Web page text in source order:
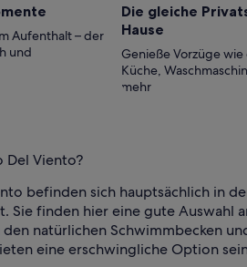
Aufenthalt – der
und
Die gleiche
Hause
Genieße Vorzüge
Küche,
mehr
Del Viento?
befinden sich hauptsächlich in
Sie finden hier eine gute
natürlichen Schwimmbecken
eine erschwingliche Option